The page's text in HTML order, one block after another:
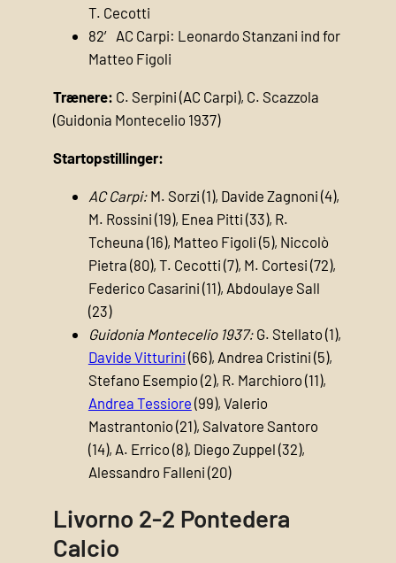
T. Cecotti
82′ AC Carpi: Leonardo Stanzani ind for
Matteo Figoli
Trænere: C. Serpini (AC Carpi), C. Scazzola
(Guidonia Montecelio 1937)
Startopstillinger:
AC Carpi:M. Sorzi (1), Davide Zagnoni (4),
M. Rossini (19), Enea Pitti (33), R.
Tcheuna (16), Matteo Figoli (5), Niccolò
Pietra (80), T. Cecotti (7), M. Cortesi (72),
Federico Casarini (11), Abdoulaye Sall
(23)
Guidonia Montecelio 1937:G. Stellato (1),
Davide Vitturini (66), Andrea Cristini (5),
Stefano Esempio (2), R. Marchioro (11),
Andrea Tessiore (99), Valerio
Mastrantonio (21), Salvatore Santoro
(14), A. Errico (8), Diego Zuppel (32),
Alessandro Falleni (20)
Livorno 2-2 Pontedera
Calcio